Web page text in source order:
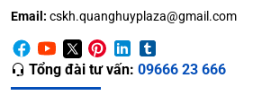
Email: cskh.quanghuyplaza@gmail.com
Tổng đài tư vấn: 09666 23 666